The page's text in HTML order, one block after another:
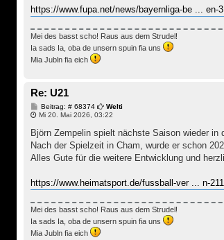
https://www.fupa.net/news/bayernliga-be ... en-
Mei des basst scho! Raus aus dem Strudel!
Ia sads Ia, oba de unsern spuin fia uns
Mia Jubln fia eich
Re: U21
Beitrag: # 68374 B
e
t
a
g
Welti
Mi 20. Mai 2026, 03:22
Björn Zempelin spielt nächste Saison wieder in
Nach der Spielzeit in Cham, wurde er schon
Alles Gute für die weitere Entwicklung und
https://www.heimatsport.de/fussball-ver ... n-
Mei des basst scho! Raus aus dem Strudel!
Ia sads Ia, oba de unsern spuin fia uns
Mia Jubln fia eich